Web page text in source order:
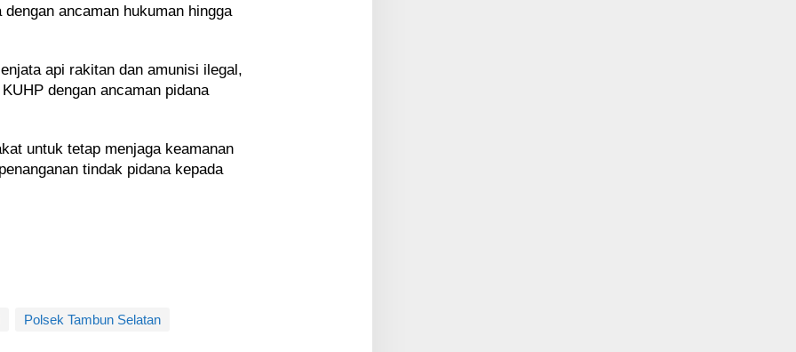
ancaman hukuman hingga
api rakitan dan amunisi ilegal,
dengan ancaman pidana
untuk tetap menjaga keamanan
tindak pidana kepada
Polsek Tambun Selatan